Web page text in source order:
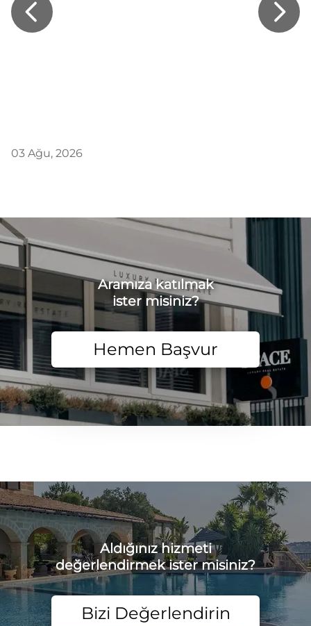
03 Ağu, 2026
Aramıza katılmak
ister misiniz?
Hemen Başvur
Aldığınız hizmeti
değerlendirmek ister misiniz?
Bizi Değerlendirin